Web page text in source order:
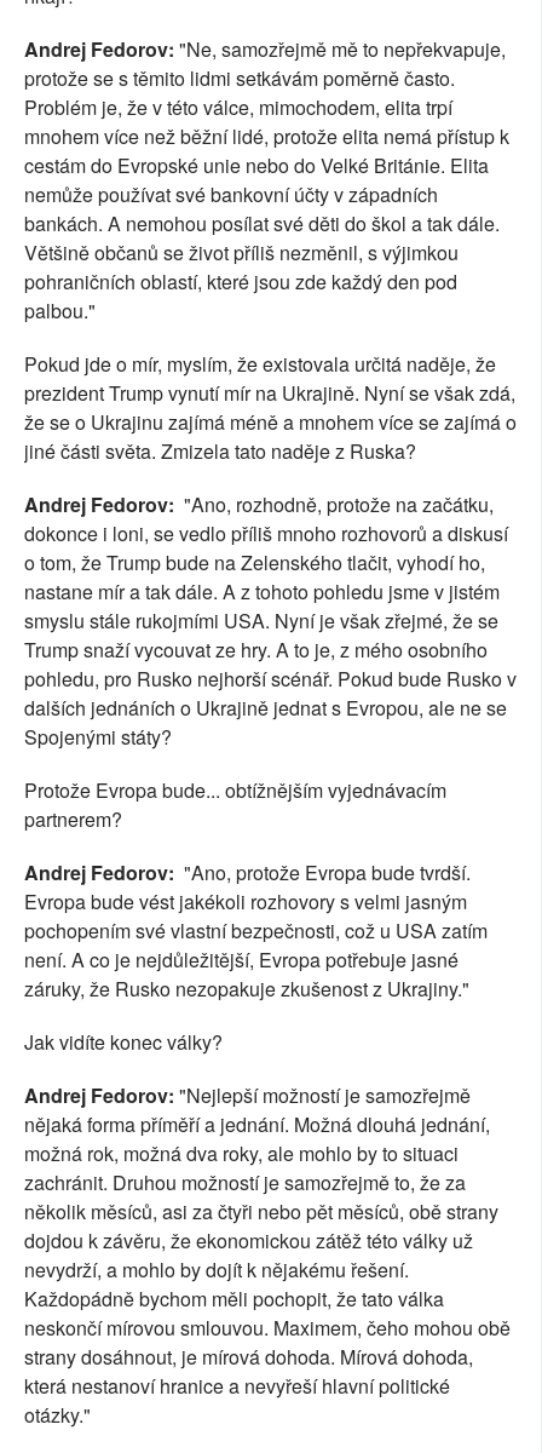
Andrej Fedorov: "Ne, samozřejmě mě to nepřekvapuje,
protože se s těmito lidmi setkávám poměrně často.
Problém je, že v této válce, mimochodem, elita trpí
mnohem více než běžní lidé, protože elita nemá přístup k
cestám do Evropské unie nebo do Velké Británie. Elita
nemůže používat své bankovní účty v západních
bankách. A nemohou posílat své děti do škol a tak dále.
Většině občanů se život příliš nezměnil, s výjimkou
pohraničních oblastí, které jsou zde každý den pod
palbou."
Pokud jde o mír, myslím, že existovala určitá naděje, že
prezident Trump vynutí mír na Ukrajině. Nyní se však zdá,
že se o Ukrajinu zajímá méně a mnohem více se zajímá o
jiné části světa. Zmizela tato naděje z Ruska?
Andrej Fedorov: "Ano, rozhodně, protože na začátku,
dokonce i loni, se vedlo příliš mnoho rozhovorů a diskusí
o tom, že Trump bude na Zelenského tlačit, vyhodí ho,
nastane mír a tak dále. A z tohoto pohledu jsme v jistém
smyslu stále rukojmími USA. Nyní je však zřejmé, že se
Trump snaží vycouvat ze hry. A to je, z mého osobního
pohledu, pro Rusko nejhorší scénář. Pokud bude Rusko v
dalších jednáních o Ukrajině jednat s Evropou, ale ne se
Spojenými státy?
Protože Evropa bude... obtížnějším vyjednávacím
partnerem?
Andrej Fedorov: "Ano, protože Evropa bude tvrdší.
Evropa bude vést jakékoli rozhovory s velmi jasným
pochopením své vlastní bezpečnosti, což u USA zatím
není. A co je nejdůležitější, Evropa potřebuje jasné
záruky, že Rusko nezopakuje zkušenost z Ukrajiny."
Jak vidíte konec války?
Andrej Fedorov: "Nejlepší možností je samozřejmě
nějaká forma příměří a jednání. Možná dlouhá jednání,
možná rok, možná dva roky, ale mohlo by to situaci
zachránit. Druhou možností je samozřejmě to, že za
několik měsíců, asi za čtyři nebo pět měsíců, obě strany
dojdou k závěru, že ekonomickou zátěž této války už
nevydrží, a mohlo by dojít k nějakému řešení.
Každopádně bychom měli pochopit, že tato válka
neskončí mírovou smlouvou. Maximem, čeho mohou obě
strany dosáhnout, je mírová dohoda. Mírová dohoda,
která nestanoví hranice a nevyřeší hlavní politické
otázky."